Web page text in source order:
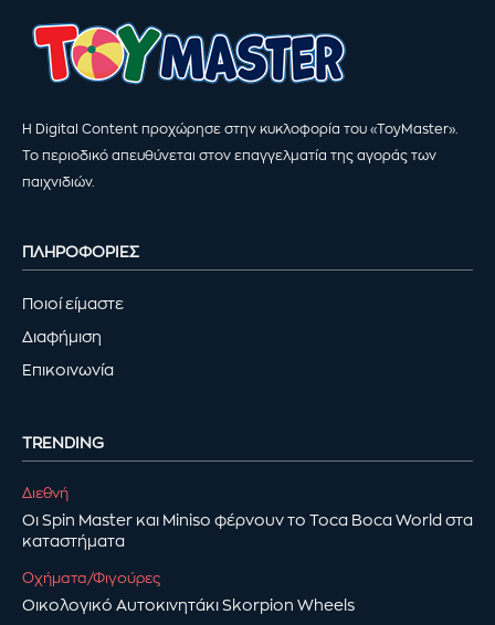
Η Digital Content προχώρησε στην κυκλοφορία του «ToyMaster».
Το περιοδικό απευθύνεται στον επαγγελματία της αγοράς των
παιχνιδιών.
ΠΛΗΡΟΦΟΡΙΕΣ
Ποιοί είμαστε
Διαφήμιση
Επικοινωνία
TRENDING
Διεθνή
Οι Spin Master και Miniso φέρνουν το Toca Boca World στα
καταστήματα
Οχήματα/Φιγούρες
Οικολογικό Αυτοκινητάκι Skorpion Wheels